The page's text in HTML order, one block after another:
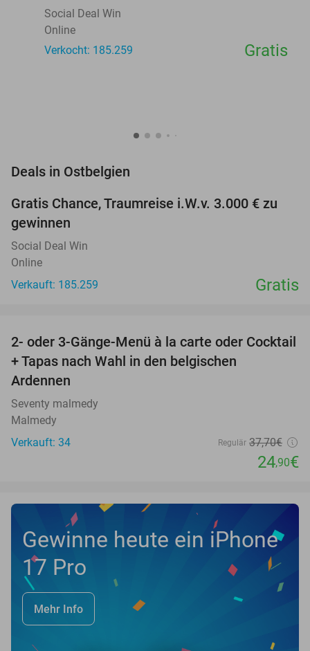
Social Deal Win
Online
Verkocht: 185.259
Gratis
Deals in Ostbelgien
Gratis Chance, Traumreise i.W.v. 3.000 € zu
gewinnen
Social Deal Win
Online
Verkauft: 185.259
Gratis
34%
2- oder 3-Gänge-Menü à la carte oder Cocktail
+ Tapas nach Wahl in den belgischen
Ardennen
Seventy malmedy
Malmedy
Verkauft: 34
Regulär 37,70€
24,90€
Gewinne heute ein iPhone
17 Pro
Mehr Info